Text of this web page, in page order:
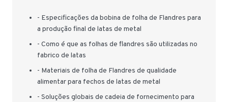
- Especificações da bobina de folha de Flandres para
a produção final de latas de metal
- Como é que as folhas de flandres são utilizadas no
fabrico de latas
- Materiais de folha de Flandres de qualidade
alimentar para fechos de latas de metal
- Soluções globais de cadeia de fornecimento para